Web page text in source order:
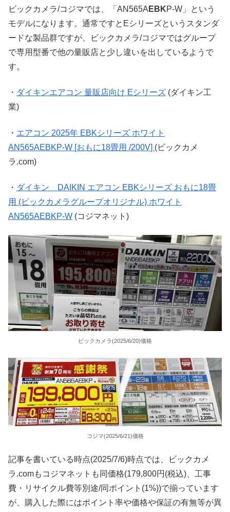
ビックカメラ/コジマでは、「AN565A EBKP-W」という
モデルになります。通常ですとEシリーズというスタンダ
ードな製品群ですが、ビックカメラ/コジマではグループ
で専用型番で他の量販店と少し違いを出しているようで
す。
・ ダイキンエアコン 量販店向け Eシリーズ (ダイキン工
業)
・ エアコン 2025年 EBKシリーズ ホワイト
AN565AEBKP-W [おもに18畳用 /200V] (ビックカメ
ラ.com)
・ ダイキン DAIKIN エアコン EBKシリーズ おもに18畳
用 (ビックカメラグループオリジナル) ホワイト
AN565AEBKP-W (コジマネット)
ビックカメラ(2025/6/20)価格
コジマ(2025/6/21)価格
記事を書いている時点(2025/7/6)時点では、ビックカメ
ラ.comもコジマネットも同価格(179,800円(税込)、工事
費・リサイクル費等別途/同ポイント(1%))で揃っています
が、購入した際にはポイント率や価格や保証の有無等が異